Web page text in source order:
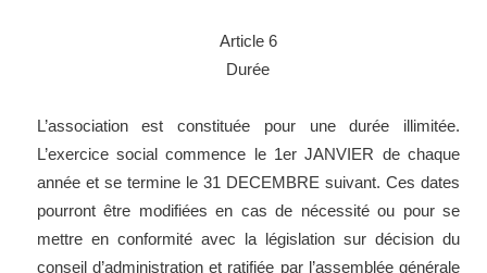
Article 6
Durée
L’association est constituée pour une durée illimitée.
L’exercice social commence le 1er JANVIER de chaque
année et se termine le 31 DECEMBRE suivant. Ces dates
pourront être modifiées en cas de nécessité ou pour se
mettre en conformité avec la législation sur décision du
conseil d’administration et ratifiée par l’assemblée générale